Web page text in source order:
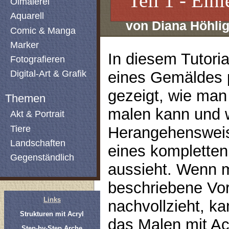
Aquarell
Comic & Manga
Marker
Fotografieren
Digital-Art & Grafik
Themen
Akt & Portrait
Tiere
Landschaften
Gegenständlich
Links
Strukturen mit Acryl
von Diana Höhlig
In diesem
eines Gemäldes
gezeigt, wie
malen kann und
eines
aussieht. Wenn
beschriebene
nachvollzieht,
das Malen mit